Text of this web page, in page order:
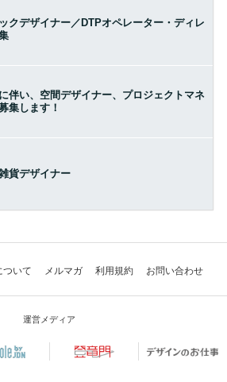
クデザイナー／DTPオペレーター・ディレ
伴い、空間デザイナー、プロジェクトマネ
集します！
貨デザイナー
ついて メルマガ 利用規約 お問い合わせ
運営メディア